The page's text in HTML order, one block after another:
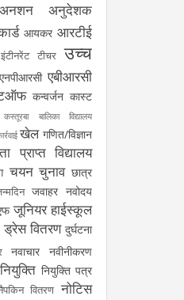
अनशन अनुदेशक
आयकर आरटीई
इंटीनरेंट टीचर उच्च
एनपीआरसी एबीआरसी
कन्वर्जन कास्ट
कस्तूरबा बालिका विद्यालय
खेल गणित/विज्ञान
प्राप्त विद्यालय
चयन चुनाव छात्र
जवाहर नवोदय
जूनियर हाईस्कूल
ड्रेस वितरण दुर्घटना
नवाचार नवीनीकरण
नियुक्ति नियुक्ति पत्र
वितरण नोटिस